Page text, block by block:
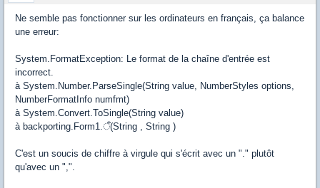
Ne semble pas fonctionner sur les ordinateurs en français, ça balance
une erreur:
System.FormatException: Le format de la chaîne d'entrée est
incorrect.
à System.Number.ParseSingle(String value, NumberStyles options,
NumberFormatInfo numfmt)
à System.Convert.ToSingle(String value)
à backporting.Form1.ऀ(String , String )
C'est un soucis de chiffre à virgule qui s'écrit avec un "." plutôt
qu'avec un ",".